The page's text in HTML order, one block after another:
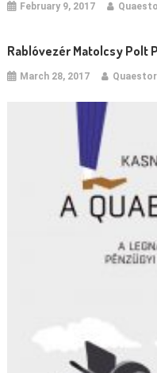
February 9, 2017
Rablóvezér Matolcsy Polt
March 28, 2017